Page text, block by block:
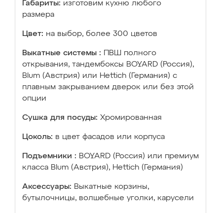
Габариты: изготовим кухню любого
размера
Цвет: на выбор, более 300 цветов
Выкатные системы :
ПВШ полного
открывания, тандембоксы BOYARD (Россия),
Blum (Австрия) или Hettich (Германия) с
плавным закрыванием дверок или без этой
опции
Сушка для посуды: Хромированная
Цоколь: в цвет фасадов или корпуса
Подъемники : BOYARD (Россия) или премиум
класса Blum (Австрия), Hettich (Германия)
Аксессуары: Выкатные корзины,
бутылочницы, волшебные уголки, карусели